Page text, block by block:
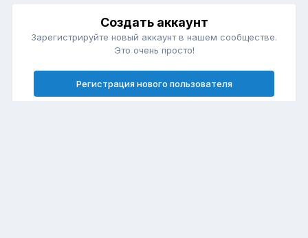
Создать аккаунт
Зарегистрируйте новый аккаунт в нашем сообществе.
Это очень просто!
Регистрация нового пользователя